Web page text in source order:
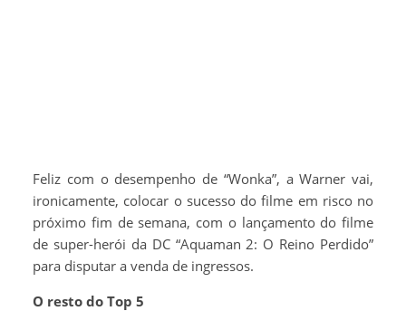
Feliz com o desempenho de “Wonka”, a Warner vai,
ironicamente, colocar o sucesso do filme em risco no
próximo fim de semana, com o lançamento do filme
de super-herói da DC “Aquaman 2: O Reino Perdido”
para disputar a venda de ingressos.
O resto do Top 5